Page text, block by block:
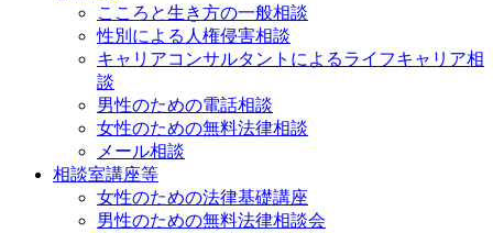
こころと生き方の一般相談
性別による人権侵害相談
キャリアコンサルタントによるライフキャリア相
談
男性のための電話相談
女性のための無料法律相談
メール相談
相談室講座等
女性のための法律基礎講座
男性のための無料法律相談会